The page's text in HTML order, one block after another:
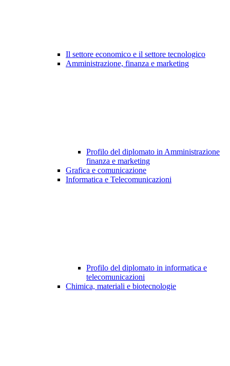
Il settore economico e il settore tecnologico
Amministrazione, finanza e marketing
Profilo del diplomato in Amministrazione
finanza e marketing
Grafica e comunicazione
Informatica e Telecomunicazioni
Profilo del diplomato in informatica e
telecomunicazioni
Chimica, materiali e biotecnologie